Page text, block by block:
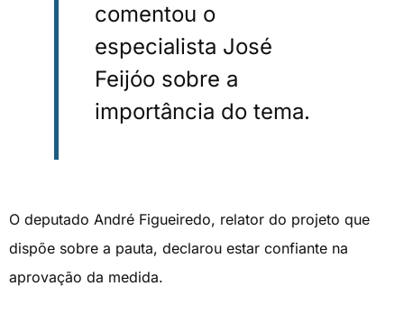
comentou o
especialista José
Feijóo sobre a
importância do tema.
O deputado André Figueiredo, relator do projeto que
dispõe sobre a pauta, declarou estar confiante na
aprovação da medida.